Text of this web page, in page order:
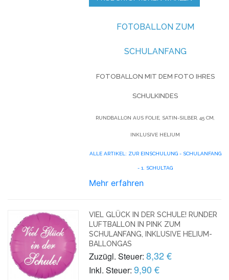
FOTOBALLON ZUM
SCHULANFANG
FOTOBALLON MIT DEM FOTO IHRES
SCHULKINDES
RUNDBALLON AUS FOLIE, SATIN-SILBER, 45 CM,
INKLUSIVE HELIUM
ALLE ARTIKEL: ZUR EINSCHULUNG - SCHULANFANG
- 1. SCHULTAG
Mehr erfahren
VIEL GLÜCK IN DER SCHULE! RUNDER
LUFTBALLON IN PINK ZUM
SCHULANFANG, INKLUSIVE HELIUM-
BALLONGAS
Zuzügl. Steuer: 8,32 €
Inkl. Steuer: 9,90 €